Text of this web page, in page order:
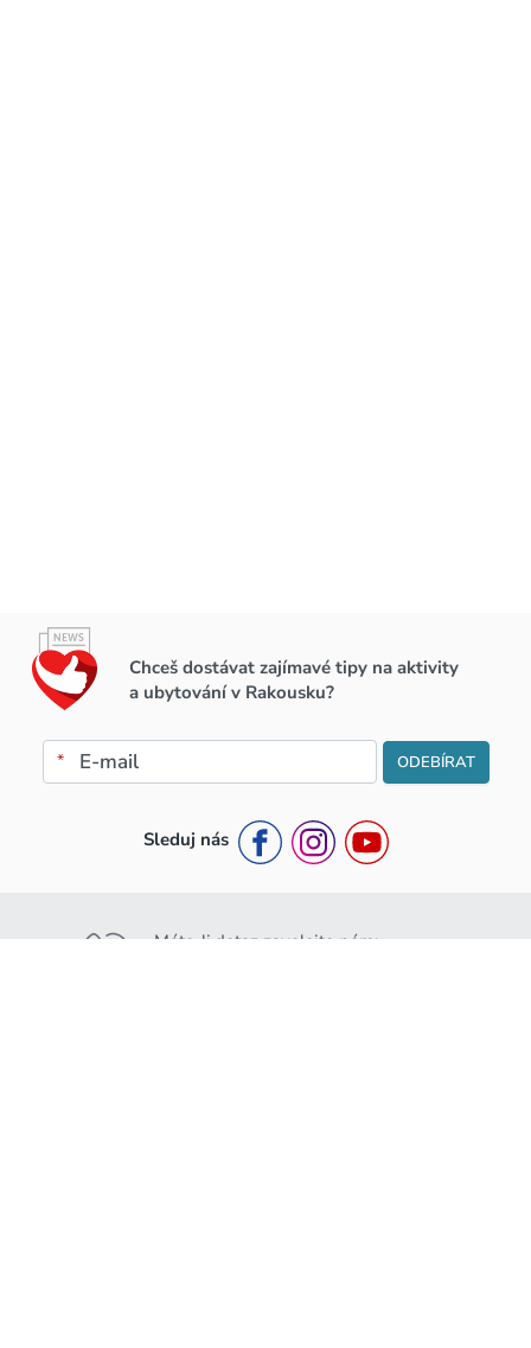
Chceš dostávat zajímavé tipy na aktivity
a ubytování v Rakousku?
* ODEBÍRAT
Sleduj nás
Máte-li dotaz zavolejte nám: